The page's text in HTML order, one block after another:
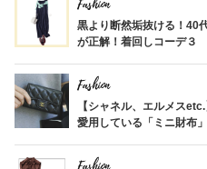
Fashion
黒より断然垢抜ける！40
が正解！着回しコーデ３
Fashion
【シャネル、エルメス
愛用している「ミニ財布